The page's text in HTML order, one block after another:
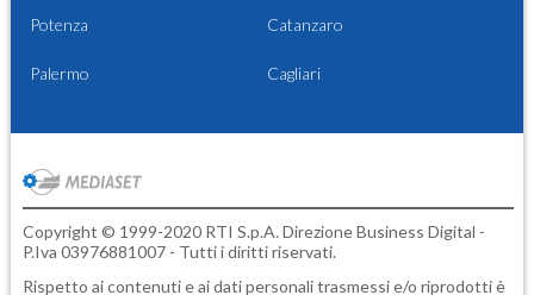
Potenza Catanzaro
Palermo Cagliari
Copyright © 1999-2020 RTI S.p.A. Direzione Business Digital -
P.Iva 03976881007 - Tutti i diritti riservati.
Rispetto ai contenuti e ai dati personali trasmessi e/o riprodotti è